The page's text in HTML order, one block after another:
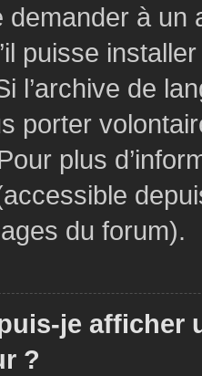
demander à un
puisse
l’archive de
porter
plus
du forum).
je afficher
?